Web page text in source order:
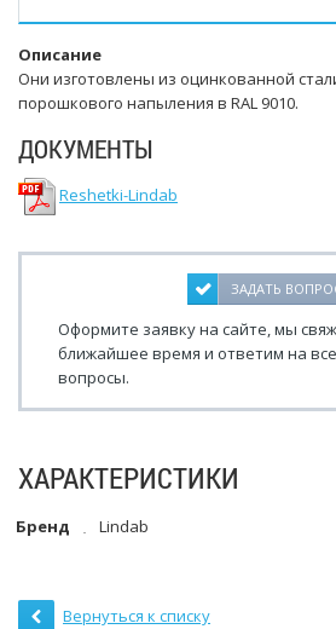
Описание
Они изготовлены из оцинкованной
порошкового напыления в RAL 9010.
ДОКУМЕНТЫ
Reshetki-Lindab
ЗАДАТЬ
Оформите заявку на сайте, мы
ближайшее время и ответим на
вопросы.
ХАРАКТЕРИСТИКИ
Бренд Lindab
Вернуться к списку